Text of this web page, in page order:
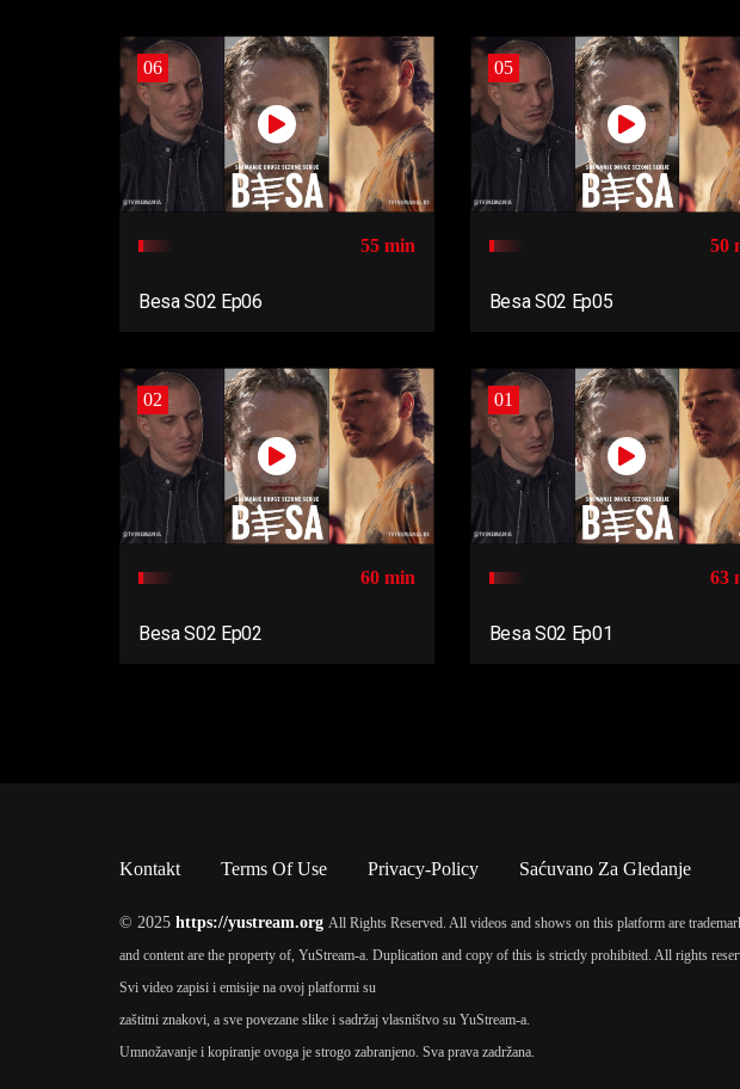
06
55 min
Besa S02 Ep06
05
50
Besa S02 Ep05
02
60 min
Besa S02 Ep02
01
63
Besa S02 Ep01
Kontakt Terms Of Use Privacy-Policy Saćuvano Za Gledanje
© 2025 https://yustream.org All Rights Reserved. All videos and shows on this platform are
and content are the property of, YuStream-a. Duplication and copy of this is strictly prohibited. All rights
Svi video zapisi i emisije na ovoj platformi su
zaštitni znakovi, a sve povezane slike i sadržaj vlasništvo su YuStream-a.
Umnožavanje i kopiranje ovoga je strogo zabranjeno. Sva prava zadržana.